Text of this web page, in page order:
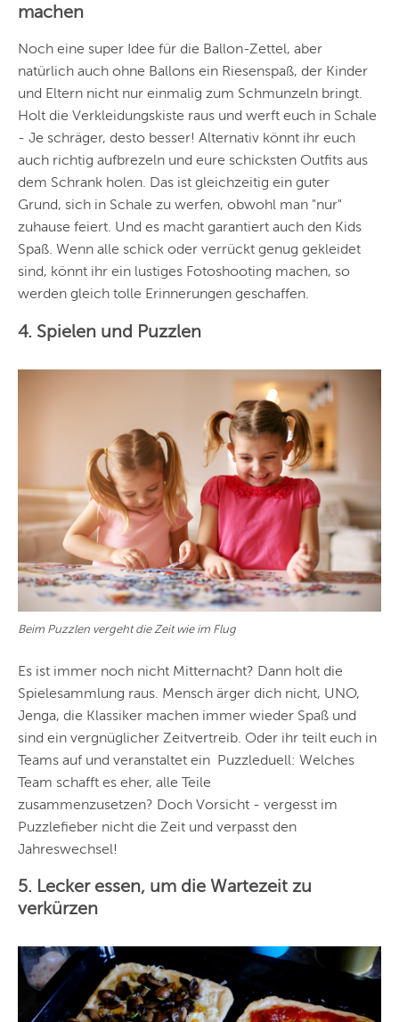
machen
Noch eine super Idee für die Ballon-Zettel, aber
natürlich auch ohne Ballons ein Riesenspaß, der Kinder
und Eltern nicht nur einmalig zum Schmunzeln bringt.
Holt die Verkleidungskiste raus und werft euch in Schale
- Je schräger, desto besser! Alternativ könnt ihr euch
auch richtig aufbrezeln und eure schicksten Outfits aus
dem Schrank holen. Das ist gleichzeitig ein guter
Grund, sich in Schale zu werfen, obwohl man "nur"
zuhause feiert. Und es macht garantiert auch den Kids
Spaß. Wenn alle schick oder verrückt genug gekleidet
sind, könnt ihr ein lustiges Fotoshooting machen, so
werden gleich tolle Erinnerungen geschaffen.
4. Spielen und Puzzlen
Beim Puzzlen vergeht die Zeit wie im Flug
Es ist immer noch nicht Mitternacht? Dann holt die
Spielesammlung raus. Mensch ärger dich nicht, UNO,
Jenga, die Klassiker machen immer wieder Spaß und
sind ein vergnüglicher Zeitvertreib. Oder ihr teilt euch in
Teams auf und veranstaltet ein Puzzleduell: Welches
Team schafft es eher, alle Teile
zusammenzusetzen? Doch Vorsicht - vergesst im
Puzzlefieber nicht die Zeit und verpasst den
Jahreswechsel!
5. Lecker essen, um die Wartezeit zu
verkürzen